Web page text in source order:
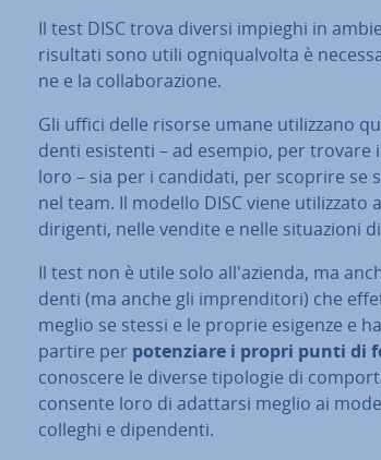
Il test DISC trova diversi impieghi in
risultati sono utili ogni­qual­vol­ta è
ne e la col­la­bo­ra­zio­ne.
Gli uffici delle risorse umane uti­liz­za­no
den­ti esistenti – ad esempio, per
loro – sia per i candidati, per scoprire
nel team. Il modello DISC viene uti­liz­za­to
dirigenti, nelle vendite e nelle si­tua­zio­ni
Il test non è utile solo al­l'a­zien­da, ma
den­ti (ma anche gli im­pren­di­to­ri) che
meglio se stessi e le proprie esigenze e
partire per po­ten­zia­re i propri punti di
conoscere le diverse tipologie di
consente loro di adattarsi meglio ai
colleghi e di­pen­den­ti.